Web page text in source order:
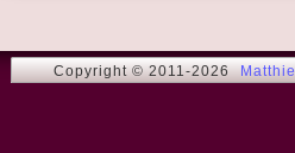
Copyright © 2011-2026